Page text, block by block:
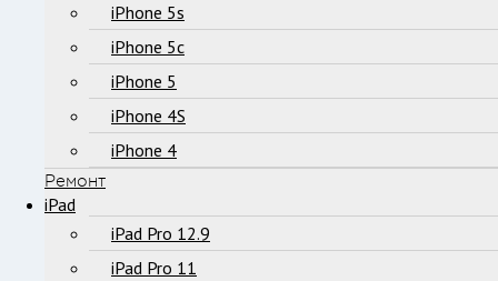
iPhone 5s
iPhone 5c
iPhone 5
iPhone 4S
iPhone 4
Ремонт
iPad
iPad Pro 12.9
iPad Pro 11